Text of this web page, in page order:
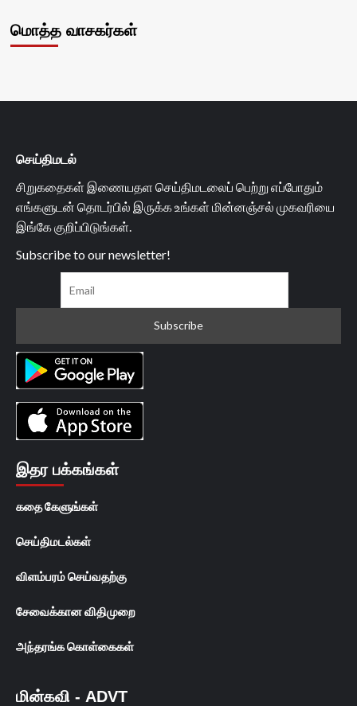
மொத்த வாசகர்கள்
செய்திமடல்
சிறுகதைகள் இணையதள செய்திமடலைப் பெற்று எப்போதும்
எங்களுடன் தொடர்பில் இருக்க உங்கள் மின்னஞ்சல் முகவரியை
இங்கே குறிப்பிடுங்கள்.
Subscribe to our newsletter!
இதர பக்கங்கள்
கதை கேளுங்கள்
செய்திமடல்கள்
விளம்பரம் செய்வதற்கு
சேவைக்கான விதிமுறை
அந்தரங்க கொள்கைகள்
மின்கவி - ADVT